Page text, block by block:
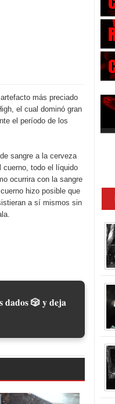
más preciado
, el cual dominó gran
el período de los
sangre a la cerveza
cuerno, todo el líquido
ocurrira con la sangre
hizo posible que
a sí mismos sin
dados 🎲 y deja